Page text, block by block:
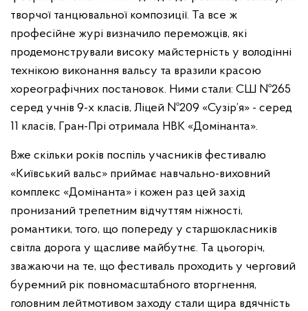
творчої танцювальної композиції. Та все ж
професійне журі визначило переможців, які
продемонстрували високу майстерність у володінні
технікою виконання вальсу та вразили красою
хореографічних постановок. Ними стали: СШ №265
серед учнів 9-х класів, Ліцей №209 «Сузір’я» - серед
11 класів, Гран-Прі отримала НВК «Домінанта».
Вже скільки років поспіль учасників фестивалю
«Київський вальс» приймає навчально-виховний
комплекс «Домінанта» і кожен раз цей захід
пронизаний трепетним відчуттям ніжності,
романтики, того, що попереду у старшокласників
світла дорога у щасливе майбутнє. Та цьогоріч,
зважаючи на те, що фестиваль проходить у черговий
буремний рік повномасштабного вторгнення,
головним лейтмотивом заходу стали щира вдячність